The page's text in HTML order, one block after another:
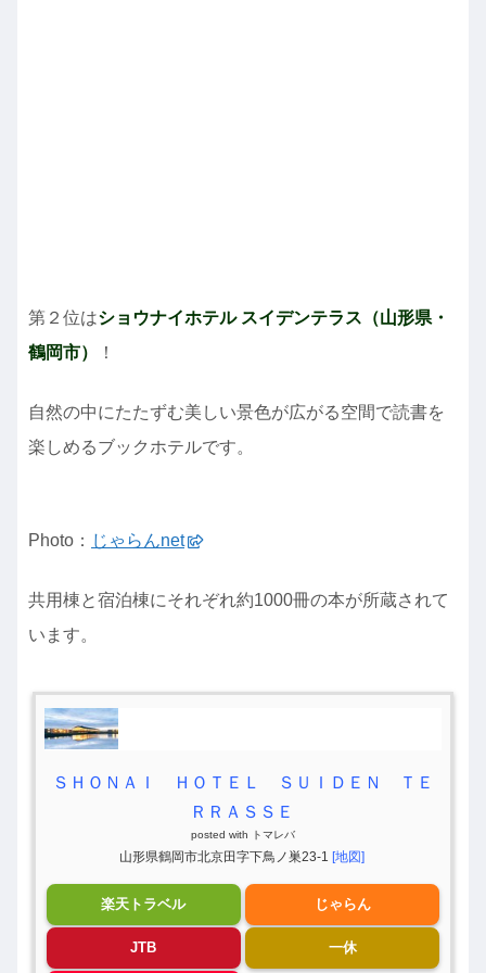
第２位はショウナイホテル スイデンテラス（山形県・
鶴岡市）
！
自然の中にたたずむ美しい景色が広がる空間で読書を
楽しめるブックホテルです。
Photo： じゃらんnet
共用棟と宿泊棟にそれぞれ約1000冊の本が所蔵されて
います。
ＳＨＯＮＡＩ ＨＯＴＥＬ ＳＵＩＤＥＮ ＴＥ
ＲＲＡＳＳＥ
posted with トマレバ
山形県鶴岡市北京田字下鳥ノ巣23-1 [地図]
楽天トラベル じゃらん
JTB 一休